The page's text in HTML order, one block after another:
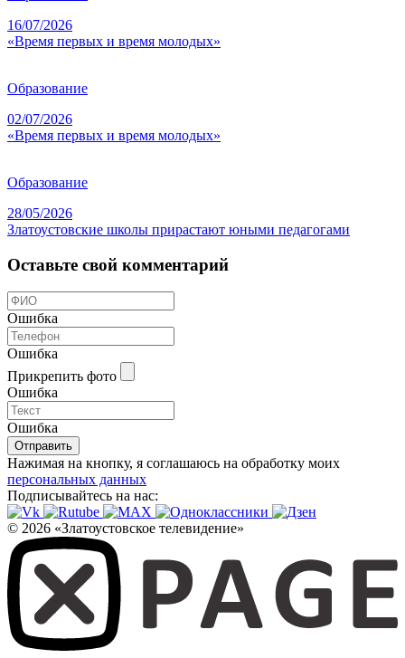
16/07/2026
«Время первых и время молодых»
Образование
02/07/2026
«Время первых и время молодых»
Образование
28/05/2026
Златоустовские школы прирастают юными педагогами
Оставьте свой комментарий
Ошибка
Ошибка
Прикрепить фото
Ошибка
Ошибка
Отправить
Нажимая на кнопку, я соглашаюсь на обработку моих
персональных данных
Подписывайтесь на нас:
© 2026 «Златоустовское телевидение»